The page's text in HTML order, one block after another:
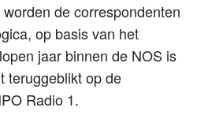
de correspondenten
op basis van het
jaar binnen de NOS is
teruggeblikt op de
Radio 1.